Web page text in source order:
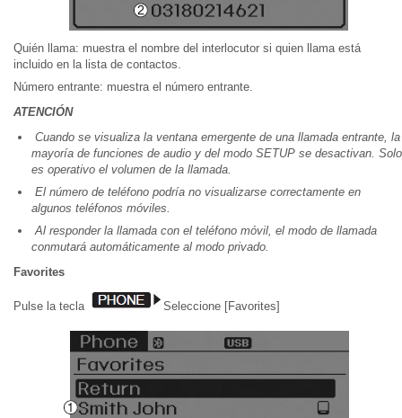
Quién llama: muestra el nombre del interlocutor si quien llama está
incluido en la lista de contactos.
Número entrante: muestra el número entrante.
ATENCIÓN
Cuando se visualiza la ventana emergente de una llamada entrante, la
mayoría de funciones de audio y del modo SETUP se desactivan. Solo
es operativo el volumen de la llamada.
El número de teléfono podría no visualizarse correctamente en
algunos teléfonos móviles.
Al responder la llamada con el teléfono móvil, el modo de llamada
conmutará automáticamente al modo privado.
Favorites
Pulse la tecla Seleccione [Favorites]